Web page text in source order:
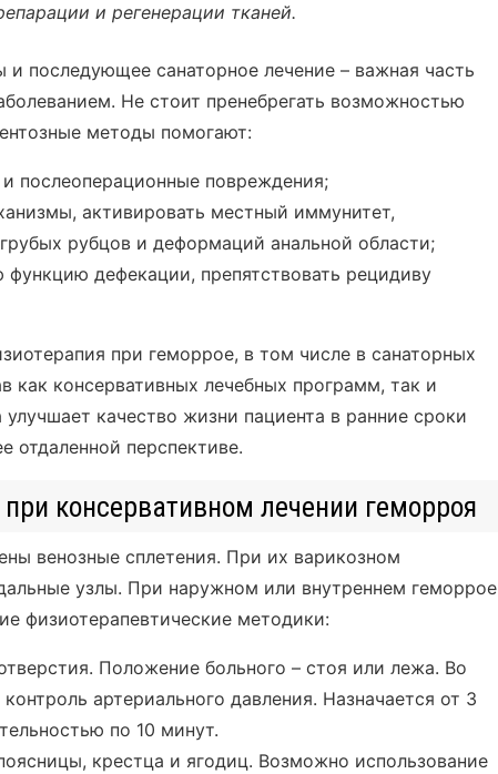
и регенерации тканей.
последующее санаторное лечение – важная часть
Не стоит пренебрегать возможностью
методы помогают:
послеоперационные повреждения;
активировать местный иммунитет,
рубцов и деформаций анальной области;
функцию дефекации, препятствовать рецидиву
при геморрое, в том числе в санаторных
как консервативных лечебных программ, так и
улучшает качество жизни пациента в ранние сроки
отдаленной перспективе.
консервативном лечении геморроя
венозные сплетения. При их варикозном
узлы. При наружном или внутреннем геморрое
физиотерапевтические методики:
Положение больного – стоя или лежа. Во
артериального давления. Назначается от 3
по 10 минут.
крестца и ягодиц. Возможно использование